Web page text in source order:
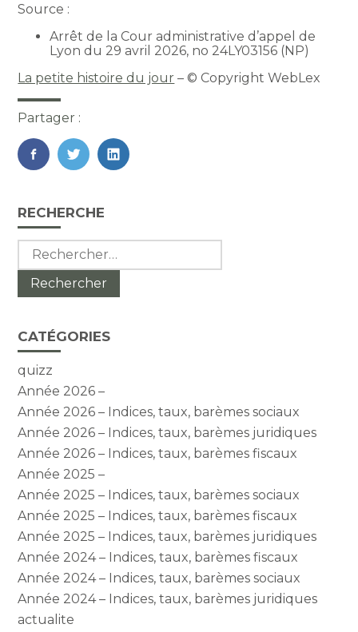
Source :
Arrêt de la Cour administrative d’appel de
Lyon du 29 avril 2026, no 24LY03156 (NP)
La petite histoire du jour – © Copyright WebLex
Partager :
FaceBook
TwitterLinkedIn
Blog
sidebar
RECHERCHE
Rechercher :
CATÉGORIES
quizz
Année 2026 –
Année 2026 – Indices, taux, barèmes sociaux
Année 2026 – Indices, taux, barèmes juridiques
Année 2026 – Indices, taux, barèmes fiscaux
Année 2025 –
Année 2025 – Indices, taux, barèmes sociaux
Année 2025 – Indices, taux, barèmes fiscaux
Année 2025 – Indices, taux, barèmes juridiques
Année 2024 – Indices, taux, barèmes fiscaux
Année 2024 – Indices, taux, barèmes sociaux
Année 2024 – Indices, taux, barèmes juridiques
actualite